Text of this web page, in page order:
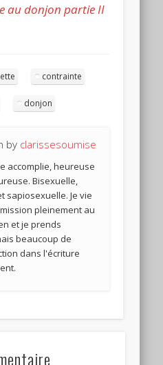
au donjon partie II
contrainte
donjon
by clarissesoumise
accomplie, heureuse
Bisexuelle,
sapiosexuelle. Je vie
pleinement au
et je prends
beaucoup de
dans l'écriture